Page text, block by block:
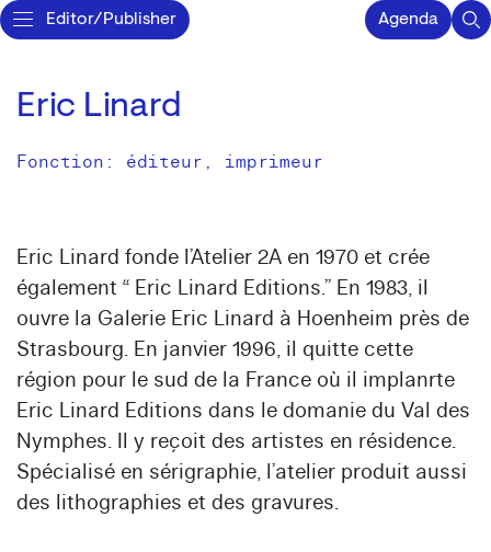
Editor/Publisher Agenda
Eric Linard
Fonction: éditeur, imprimeur
Eric Linard fonde l’Atelier 2A en 1970 et crée
également “ Eric Linard Editions.” En 1983, il
ouvre la Galerie Eric Linard à Hoenheim près de
Strasbourg. En janvier 1996, il quitte cette
région pour le sud de la France où il implanrte
Eric Linard Editions dans le domanie du Val des
Nymphes. Il y reçoit des artistes en résidence.
Spécialisé en sérigraphie, l’atelier produit aussi
des lithographies et des gravures.